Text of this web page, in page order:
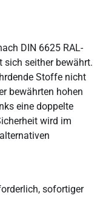
DIN 6625 RAL-
sich seither bewährt.
Stoffe nicht
bewährten hohen
eine doppelte
wird im
sofortiger